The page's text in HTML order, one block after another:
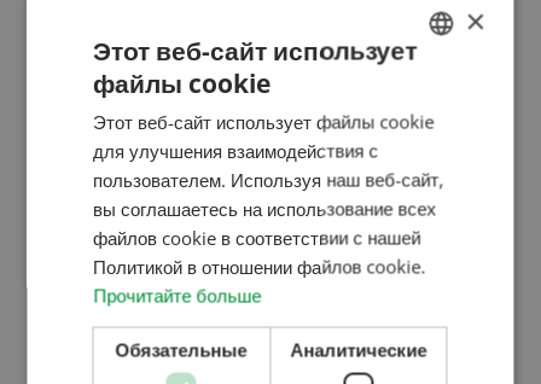
FULGER SRL
ENGLISH
CROATIAN
RUSSIAN
×
Этот веб-сайт использует
файлы cookie
Этот веб-сайт использует файлы cookie
для улучшения взаимодействия с
пользователем. Используя наш веб-сайт,
вы соглашаетесь на использование всех
файлов cookie в соответствии с нашей
Политикой в ​​отношении файлов cookie.
Прочитайте больше
Обязательные Аналитические